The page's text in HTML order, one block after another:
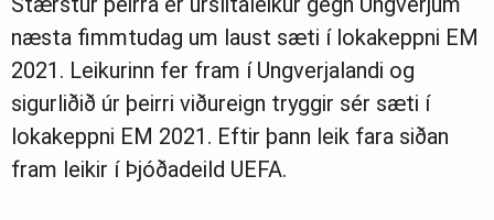
næsta fimmtudag um laust sæti í lokakeppni EM
2021. Leikurinn fer fram í Ungverjalandi og
sigurliðið úr þeirri viðureign tryggir sér sæti í
lokakeppni EM 2021. Eftir þann leik fara siðan
fram leikir í Þjóðadeild UEFA.